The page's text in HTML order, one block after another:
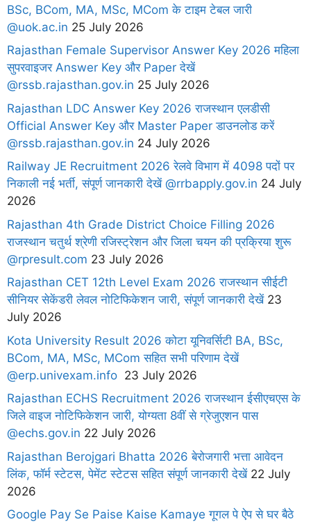
BSc, BCom, MA, MSc, MCom के टाइम टेबल जारी
@uok.ac.in 25 July 2026
Rajasthan Female Supervisor Answer Key 2026 महिला
सुपरवाइजर Answer Key और Paper देखें
@rssb.rajasthan.gov.in 25 July 2026
Rajasthan LDC Answer Key 2026 राजस्थान एलडीसी
Official Answer Key और Master Paper डाउनलोड करें
@rssb.rajasthan.gov.in 24 July 2026
Railway JE Recruitment 2026 रेलवे विभाग में 4098 पदों पर
निकाली नई भर्ती, संपूर्ण जानकारी देखें @rrbapply.gov.in 24 July
2026
Rajasthan 4th Grade District Choice Filling 2026
राजस्थान चतुर्थ श्रेणी रजिस्ट्रेशन और जिला चयन की प्रक्रिया शुरू
@rpresult.com 23 July 2026
Rajasthan CET 12th Level Exam 2026 राजस्थान सीईटी
सीनियर सेकेंडरी लेवल नोटिफिकेशन जारी, संपूर्ण जानकारी देखें23
July 2026
Kota University Result 2026 कोटा यूनिवर्सिटी BA, BSc,
BCom, MA, MSc, MCom सहित सभी परिणाम देखें
@erp.univexam.info 23 July 2026
Rajasthan ECHS Recruitment 2026 राजस्थान ईसीएचएस के
जिले वाइज नोटिफिकेशन जारी, योग्यता 8वीं से ग्रेजुएशन पास
@echs.gov.in 22 July 2026
Rajasthan Berojgari Bhatta 2026 बेरोजगारी भत्ता आवेदन
लिंक, फॉर्म स्टेटस, पेमेंट स्टेटस सहित संपूर्ण जानकारी देखें22 July
2026
Google Pay Se Paise Kaise Kamaye गूगल पे ऐप से घर बैठे